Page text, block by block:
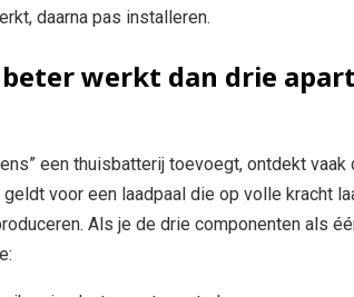
daarna pas installeren.
werkt dan drie
een thuisbatterij toevoegt, ontdekt vaak
voor een laadpaal die op volle kracht
Als je de drie componenten als